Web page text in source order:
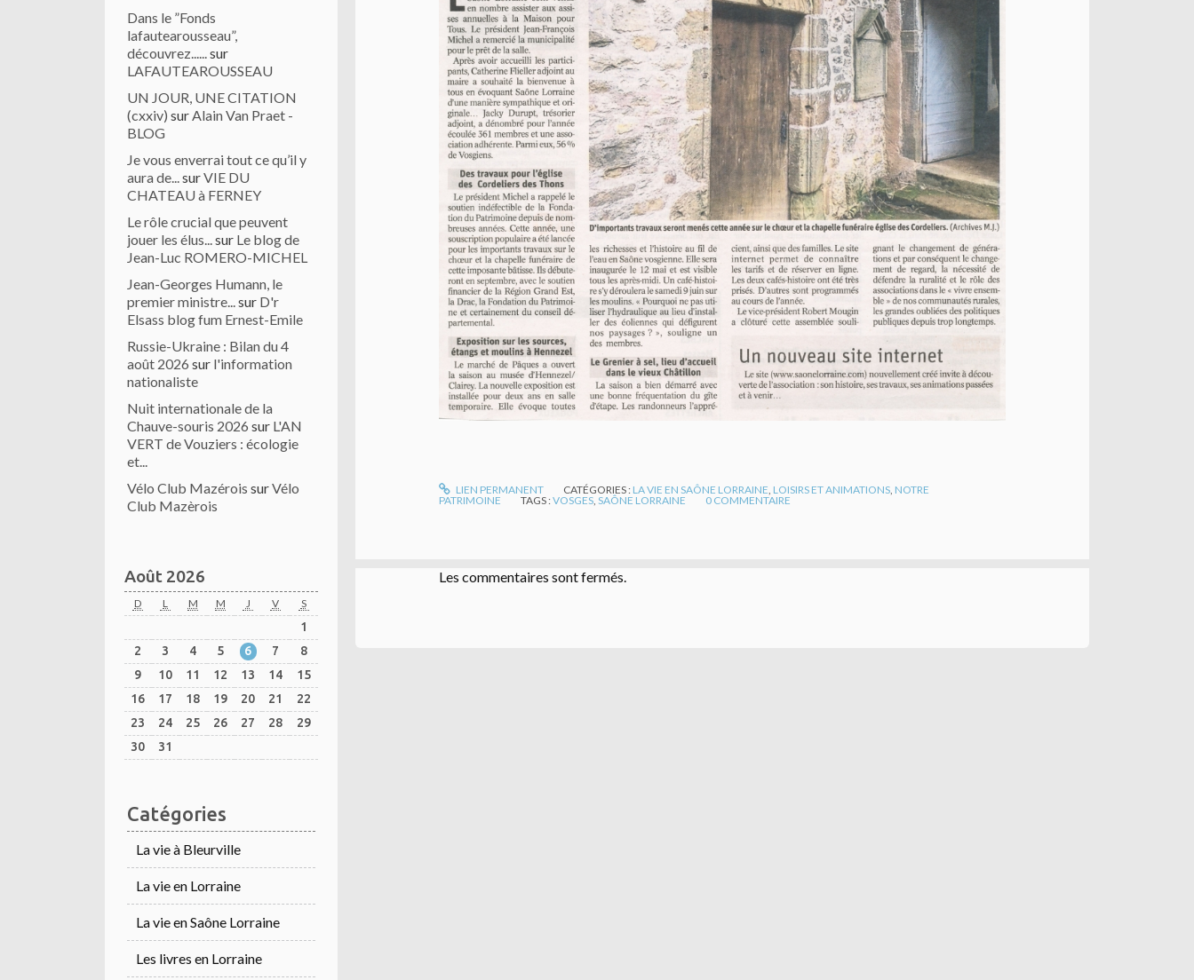
Dans le ”Fonds
lafautearousseau”,
découvrez......sur
LAFAUTEAROUSSEAU
UN JOUR, UNE CITATION
(cxxiv) surAlain Van Praet -
BLOG
Je vous enverrai tout ce qu’il y
aura de...surVIE DU
CHATEAU à FERNEY
Le rôle crucial que peuvent
jouer les élus...sur Le blog de
Jean-Luc ROMERO-MICHEL
Jean-Georges Humann, le
premier ministre...sur D'r
Elsass blog fum Ernest-Emile
Russie-Ukraine : Bilan du 4
août 2026 sur l'information
nationaliste
Nuit internationale de la
Chauve-souris 2026 sur L'AN
VERT de Vouziers : écologie
et...
Vélo Club Mazérois surVélo
Club Mazèrois
Août 2026
D L M M J V S
1
2
3 4 5 6 7
8
9
10 11 12 13 14
15
16
17 18 19 20 21
22
23
24 25 26 27 28
29
30
31
Catégories
La vie à Bleurville
La vie en Lorraine
La vie en Saône Lorraine
Les livres en Lorraine
LIEN PERMANENT CATÉGORIES : LA VIE EN SAÔNE LORRAINE LOISIRS ET ANIMATIONS NOTRE
PATRIMOINE
TAGS :VOSGES SAÔNE LORRAINE 0 COMMENTAIRE
Les commentaires sont fermés.